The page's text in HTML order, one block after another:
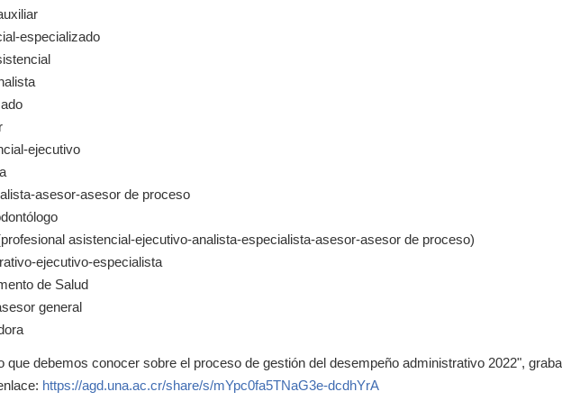
especializado
ejecutivo
asesor-asesor de proceso
asistencial-ejecutivo-analista-especialista-asesor-asesor de proceso)
ejecutivo-especialista
de Salud
general
que debemos conocer sobre el proceso de gestión del desempeño administrativo 2022",
https://agd.una.ac.cr/share/s/mYpc0fa5TNaG3e-dcdhYrA